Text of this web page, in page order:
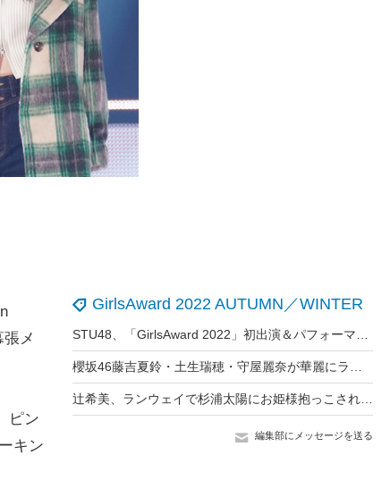
GirlsAward 2022 AUTUMN／WINTER
編集部にメッセージを送る
メ
ピン
キン